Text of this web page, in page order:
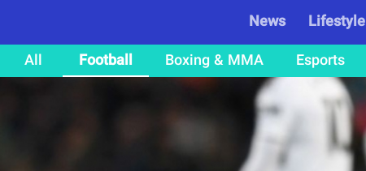
News Lifestyle
All
Football Boxing & MMA Esports